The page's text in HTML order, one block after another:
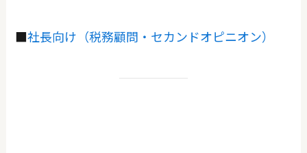
■社長向け（税務顧問・セカンドオピニオン）